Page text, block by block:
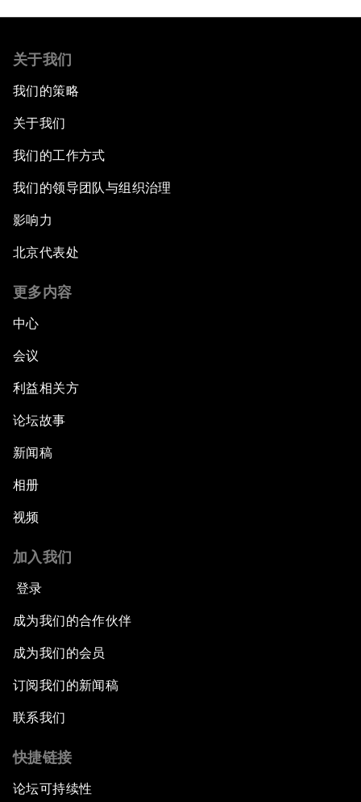
关于我们
我们的策略
关于我们
我们的工作方式
我们的领导团队与组织治理
影响力
北京代表处
更多内容
中心
会议
利益相关方
论坛故事
新闻稿
相册
视频
加入我们
登录
成为我们的合作伙伴
成为我们的会员
订阅我们的新闻稿
联系我们
快捷链接
论坛可持续性